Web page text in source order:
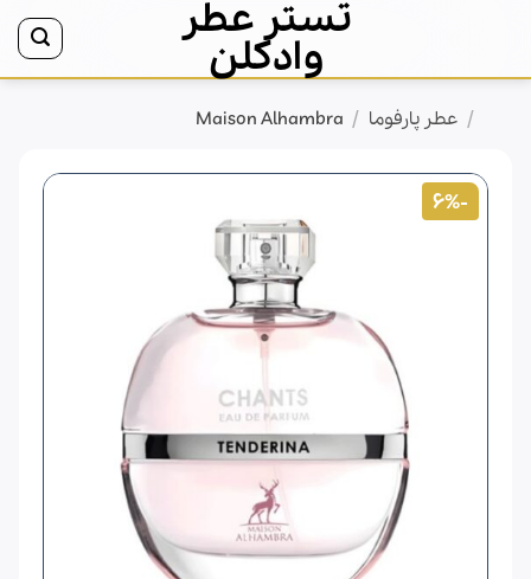
content
تستر عطر
وادکلن
/ عطر پارفوما /
Maison Alhambra
-6%